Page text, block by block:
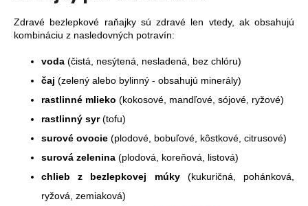
Zdravé bezlepkové raňajky sú zdravé len vtedy, ak obsahujú
kombináciu z nasledovných potravín:
voda (čistá, nesýtená, nesladená, bez chlóru)
čaj (zelený alebo bylinný - obsahujú minerály)
rastlinné mlieko (kokosové, mandľové, sójové, ryžové)
rastlinný syr(tofu)
surové ovocie (plodové, bobuľové, kôstkové, citrusové)
surová zelenina (plodová, koreňová, listová)
chlieb z bezlepkovej múky (kukuričná, pohánková,
ryžová, zemiaková)